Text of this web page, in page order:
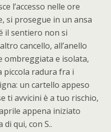
l’accesso nelle ore
si prosegue in un ansa
il sentiero non si
cancello, all’anello
ombreggiata e isolata,
piccola radura fra i
un cartello appeso
ti avvicini è a tuo rischio,
appena iniziato
qui, con S..